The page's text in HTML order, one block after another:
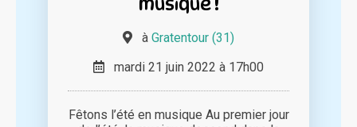
à Gratentour (31)
mardi 21 juin 2022 à 17h00
Fêtons l’été en musique Au premier jour